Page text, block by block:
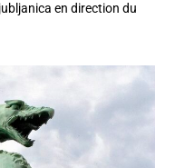
en direction du